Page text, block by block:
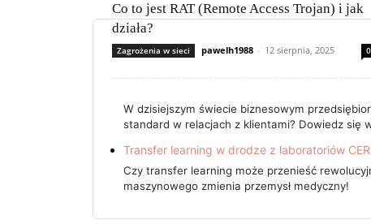
Co to jest RAT (Remote Access Trojan) i jak
działa?
Zagrożenia w sieci pawelh1988 - 12 sierpnia, 2025 0
W dzisiejszym świecie biznesowym
standard w relacjach z klientami? Dowiedz się
Transfer learning w drodze z laboratoriów
Czy transfer learning może przenieść
maszynowego zmienia przemysł medyczny!